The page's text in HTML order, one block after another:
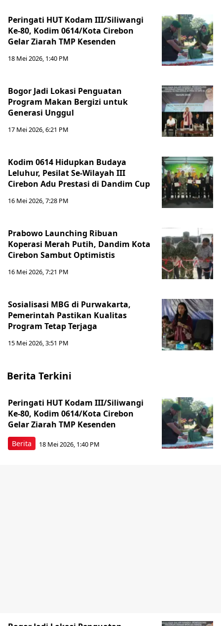
Peringati HUT Kodam III/Siliwangi
Ke-80, Kodim 0614/Kota Cirebon
Gelar Ziarah TMP Kesenden
18 Mei 2026, 1:40 PM
Bogor Jadi Lokasi Penguatan
Program Makan Bergizi untuk
Generasi Unggul
17 Mei 2026, 6:21 PM
Kodim 0614 Hidupkan Budaya
Leluhur, Pesilat Se-Wilayah III
Cirebon Adu Prestasi di Dandim Cup
16 Mei 2026, 7:28 PM
Prabowo Launching Ribuan
Koperasi Merah Putih, Dandim Kota
Cirebon Sambut Optimistis
16 Mei 2026, 7:21 PM
Sosialisasi MBG di Purwakarta,
Pemerintah Pastikan Kualitas
Program Tetap Terjaga
15 Mei 2026, 3:51 PM
Berita Terkini
Berita
Peringati HUT Kodam III/Siliwangi
Ke-80, Kodim 0614/Kota Cirebon
Gelar Ziarah TMP Kesenden
18 Mei 2026, 1:40 PM